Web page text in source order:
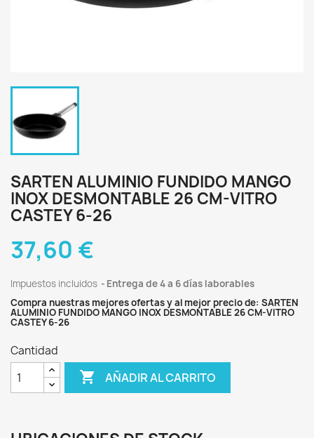
SARTEN ALUMINIO FUNDIDO MANGO
INOX DESMONTABLE 26 CM-VITRO
CASTEY 6-26
37,60 €
Impuestos incluidos
Entrega de 4 a 6 días laborables
Compra nuestras mejores ofertas y al mejor precio de: SARTEN
ALUMINIO FUNDIDO MANGO INOX DESMONTABLE 26 CM-VITRO
CASTEY 6-26
Cantidad
 AÑADIR AL CARRITO